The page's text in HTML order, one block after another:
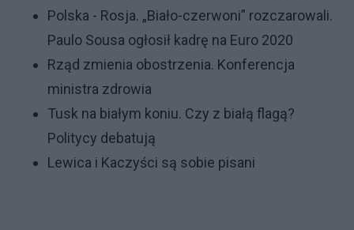
Polska - Rosja. „Biało-czerwoni” rozczarowali.
Paulo Sousa ogłosił kadrę na Euro 2020
Rząd zmienia obostrzenia. Konferencja
ministra zdrowia
Tusk na białym koniu. Czy z białą flagą?
Politycy debatują
Lewica i Kaczyści są sobie pisani